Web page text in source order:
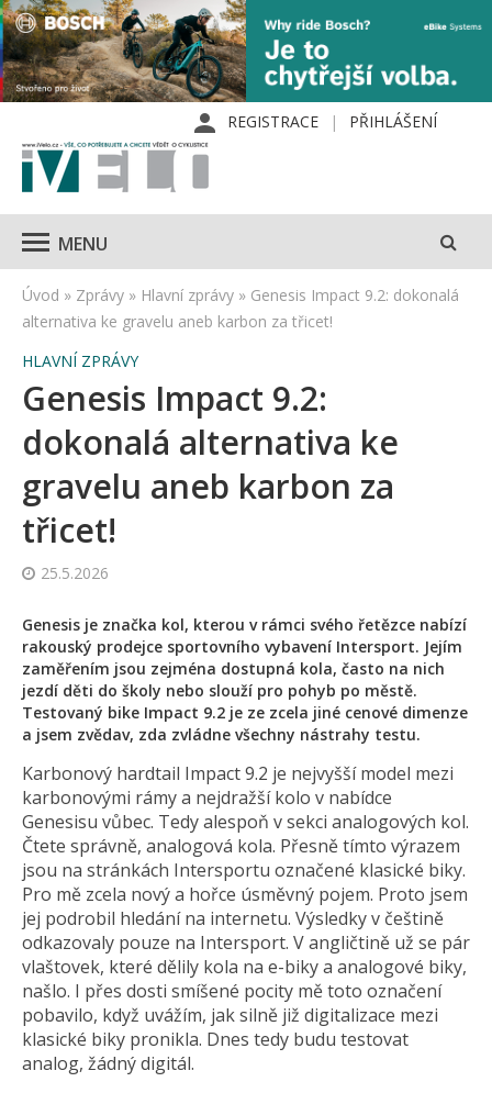
REGISTRACE PŘIHLÁŠENÍ
MENU
Úvod » Zprávy » Hlavní zprávy » Genesis Impact 9.2: dokonalá
alternativa ke gravelu aneb karbon za třicet!
HLAVNÍ ZPRÁVY
Genesis Impact 9.2:
dokonalá alternativa ke
gravelu aneb karbon za
třicet!
25.5.2026
Genesis je značka kol, kterou v rámci svého řetězce nabízí
rakouský prodejce sportovního vybavení Intersport. Jejím
zaměřením jsou zejména dostupná kola, často na nich
jezdí děti do školy nebo slouží pro pohyb po městě.
Testovaný bike Impact 9.2 je ze zcela jiné cenové dimenze
a jsem zvědav, zda zvládne všechny nástrahy testu.
Karbonový hardtail Impact 9.2 je nejvyšší model mezi
karbonovými rámy a nejdražší kolo v nabídce
Genesisu vůbec. Tedy alespoň v sekci analogových kol.
Čtete správně, analogová kola. Přesně tímto výrazem
jsou na stránkách Intersportu označené klasické biky.
Pro mě zcela nový a hořce úsměvný pojem. Proto jsem
jej podrobil hledání na internetu. Výsledky v češtině
odkazovaly pouze na Intersport. V angličtině už se pár
vlaštovek, které dělily kola na e-biky a analogové biky,
našlo. I přes dosti smíšené pocity mě toto označení
pobavilo, když uvážím, jak silně již digitalizace mezi
klasické biky pronikla. Dnes tedy budu testovat
analog, žádný digitál.